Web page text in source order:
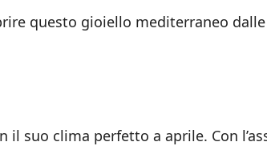
questo gioiello mediterraneo dalle
suo clima perfetto a aprile. Con